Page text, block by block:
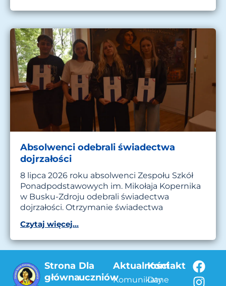
Absolwenci odebrali świadectwa
dojrzałości
8 lipca 2026 roku absolwenci Zespołu Szkół
Ponadpodstawowych im. Mikołaja Kopernika
w Busku-Zdroju odebrali świadectwa
dojrzałości. Otrzymanie świadectwa
Czytaj więcej...
Strona
główna
Dla
uczniów
Aktualności
Komunikaty
Kontakt
Dane